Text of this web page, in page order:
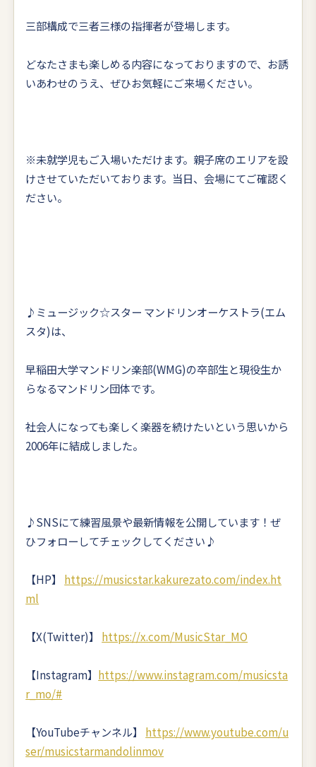
三部構成で三者三様の指揮者が登場します。
どなたさまも楽しめる内容になっておりますので、お誘
いあわせのうえ、ぜひお気軽にご来場ください。
※未就学児もご入場いただけます。親子席のエリアを設
けさせていただいております。当日、会場にてご確認く
ださい。
♪ミュージック☆スター マンドリンオーケストラ(エム
スタ)は、
早稲田大学マンドリン楽部(WMG)の卒部生と現役生か
らなるマンドリン団体です。
社会人になっても楽しく楽器を続けたいという思いから
2006年に結成しました。
♪SNSにて練習風景や最新情報を公開しています！ぜ
ひフォローしてチェックしてください♪
【HP】 https://musicstar.kakurezato.com/index.ht
ml
【X(Twitter)】 https://x.com/MusicStar_MO
【Instagram】 https://www.instagram.com/musicsta
r_mo/#
【YouTubeチャンネル】 https://www.youtube.com/u
ser/musicstarmandolinmov